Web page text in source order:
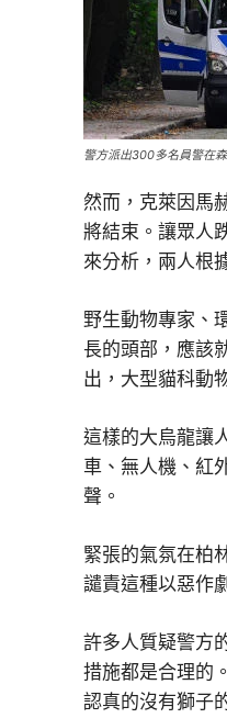
警方派出300多名員警在
然而，克萊因馬
將結束。讓眾人
來分析，兩人根
野生動物專家、
長的頭部，應該
出，大型貓科動
這樣的大烏龍讓
車、無人機、紅
聲。
緊張的氣氛在柏
譴責這種以惡作
許多人質疑警方
措施都是合理的
認真的沒有獅子